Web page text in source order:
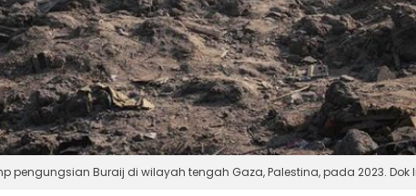
Buraij di wilayah tengah Gaza, Palestina, pada 2023. Dok